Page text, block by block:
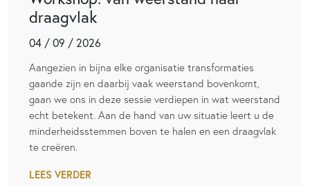
draagvlak
04 / 09 / 2026
Aangezien in bijna elke organisatie transformaties
gaande zijn en daarbij vaak weerstand bovenkomt,
gaan we ons in deze sessie verdiepen in wat weerstand
echt betekent. Aan de hand van uw situatie leert u de
minderheidsstemmen boven te halen en een draagvlak
te creëren.
LEES VERDER